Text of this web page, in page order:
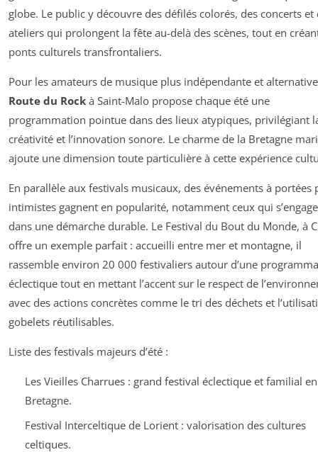
globe. Le public y découvre des défilés colorés, des concerts et
ateliers qui prolongent la fête au-delà des scènes, tout en
ponts culturels transfrontaliers.
Pour les amateurs de musique plus indépendante et
Route du Rock à Saint-Malo propose chaque été une
programmation pointue dans des lieux atypiques, privilégiant
créativité et l’innovation sonore. Le charme de la Bretagne
ajoute une dimension toute particulière à cette expérience
En parallèle aux festivals musicaux, des événements à portées
intimistes gagnent en popularité, notamment ceux qui
dans une démarche durable. Le Festival du Bout du Monde, à
offre un exemple parfait : accueilli entre mer et montagne, il
rassemble environ 20 000 festivaliers autour d’une
éclectique tout en mettant l’accent sur le respect de
avec des actions concrètes comme le tri des déchets et
gobelets réutilisables.
Liste des festivals majeurs d’été :
Les Vieilles Charrues : grand festival éclectique et familial en
Bretagne.
Festival Interceltique de Lorient : valorisation des cultures
celtiques.